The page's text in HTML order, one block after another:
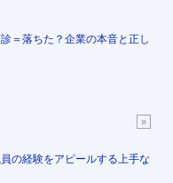
＝落ちた？企業の本音と正し
の経験をアピールする上手な